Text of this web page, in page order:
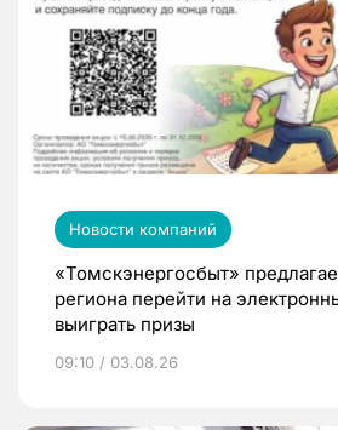
Новости компаний
«Томскэнергосбыт»
региона перейти на
выиграть призы
09:10 / 03.08.26